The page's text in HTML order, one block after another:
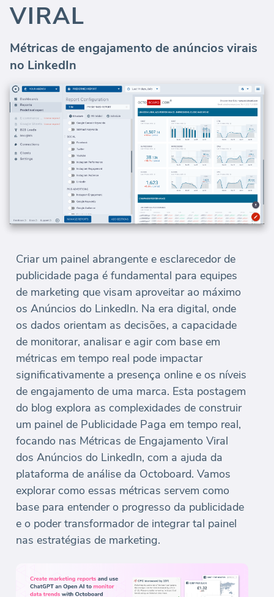
VIRAL
Métricas de engajamento de anúncios virais
no LinkedIn
Criar um painel abrangente e esclarecedor de
publicidade paga é fundamental para equipes
de marketing que visam aproveitar ao máximo
os Anúncios do LinkedIn. Na era digital, onde
os dados orientam as decisões, a capacidade
de monitorar, analisar e agir com base em
métricas em tempo real pode impactar
significativamente a presença online e os níveis
de engajamento de uma marca. Esta postagem
do blog explora as complexidades de construir
um painel de Publicidade Paga em tempo real,
focando nas Métricas de Engajamento Viral
dos Anúncios do LinkedIn, com a ajuda da
plataforma de análise da Octoboard. Vamos
explorar como essas métricas servem como
base para entender o progresso da publicidade
e o poder transformador de integrar tal painel
nas estratégias de marketing.